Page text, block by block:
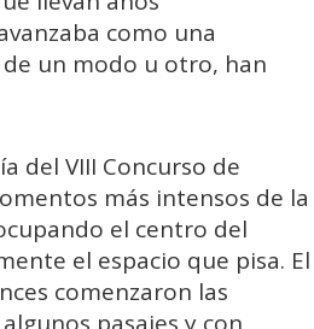
como una
un modo u otro, han
del VIII Concurso de
más intensos de la
el centro del
el espacio que pisa. El
comenzaron las
pasajes y con